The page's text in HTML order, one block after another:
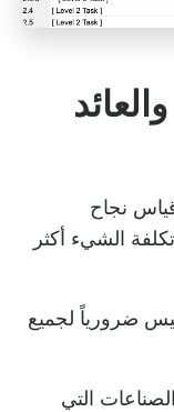
نجاح
الشيء أكثر
ليس ضرورياً لجميع
التي